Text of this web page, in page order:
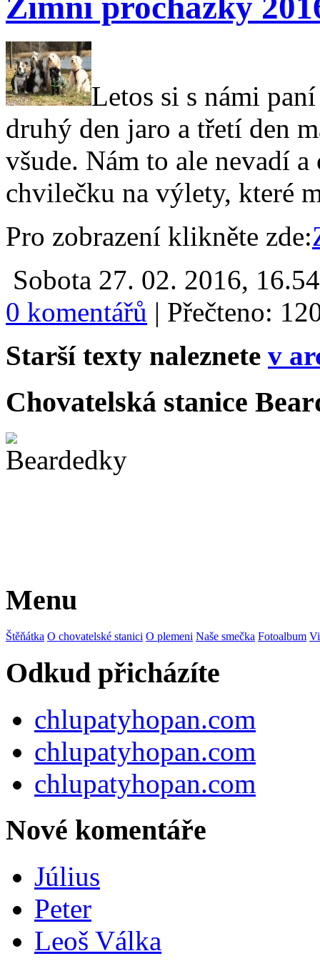
Letos si s námi
druhý den jaro a třetí den
všude. Nám to ale nevadí
chvilečku na výlety, které
Pro zobrazení klikněte zde:
Sobota 27. 02. 2016,
0 komentářů | Přečteno:
Starší texty naleznete v
Chovatelská stanice
Menu
Štěňátka O chovatelské stanici O plemeni Naše smečka Fotoalbum
Odkud přicházíte
chlupatyhopan.com
chlupatyhopan.com
chlupatyhopan.com
Nové komentáře
Július
Peter
Leoš Válka